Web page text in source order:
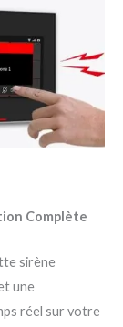
Complète
sirène
une
réel sur votre